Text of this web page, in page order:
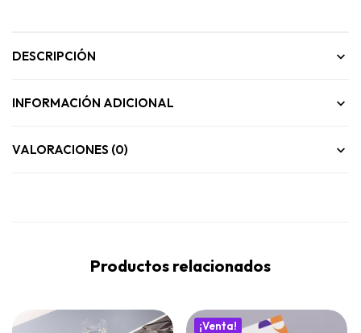
DESCRIPCIÓN
INFORMACIÓN ADICIONAL
VALORACIONES (0)
Productos relacionados
¡Venta!